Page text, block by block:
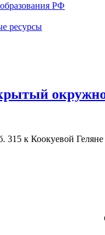
РФ
ресурсы
315 к Коокуевой